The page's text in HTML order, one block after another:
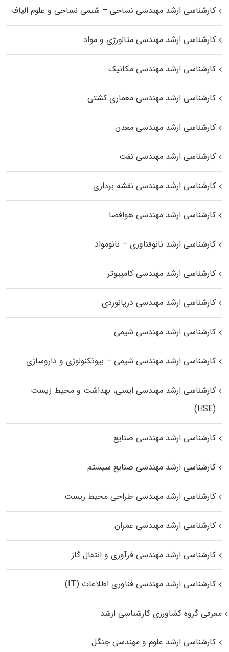
کارشناسی ارشد مهندسی نساجی – شیمی نساجی و علوم الیاف
کارشناسی ارشد مهندسی متالورژی و مواد
کارشناسی ارشد مهندسی مکانیک
کارشناسی ارشد مهندسی معماری کشتی
کارشناسی ارشد مهندسی معدن
کارشناسی ارشد مهندسی نفت
کارشناسی ارشد مهندسی نقشه برداری
کارشناسی ارشد مهندسی هوافضا
کارشناسی ارشد نانوفناوری – نانومواد
کارشناسی ارشد مهندسی کامپیوتر
کارشناسی ارشد مهندسی دریانوردی
کارشناسی ارشد مهندسی شیمی
کارشناسی ارشد مهندسی شیمی – بیوتکنولوژی و داروسازی
کارشناسی ارشد مهندسی ایمنی، بهداشت و محیط زیست
(HSE)
کارشناسی ارشد مهندسی صنایع
کارشناسی ارشد مهندسی صنایع سیستم
کارشناسی ارشد مهندسی طراحی محیط زیست
کارشناسی ارشد مهندسی عمران
کارشناسی ارشد مهندسی فرآوری و انتقال گاز
کارشناسی ارشد مهندسی فناوری اطلاعات (IT)
معرفی گروه کشاورزی کارشناسی ارشد
کارشناسی ارشد علوم و مهندسی جنگل